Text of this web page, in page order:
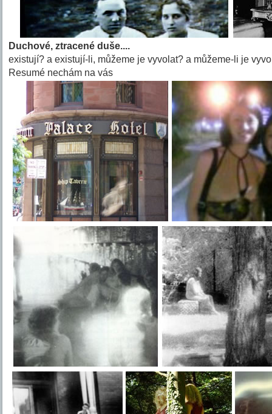
Duchové, ztracené duše....
existují? a existují-li, můžeme je vyvolat? a můžeme-li je
Resumé nechám na vás